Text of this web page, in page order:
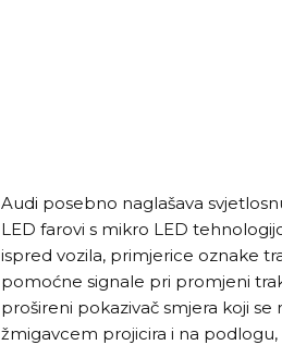
Audi posebno naglašava
LED farovi s mikro LED
ispred vozila, primjerice oznake
pomoćne signale pri promjeni
prošireni pokazivač smjera koji
žmigavcem projicira i na